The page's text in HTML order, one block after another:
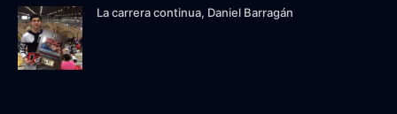
La carrera continua, Daniel Barragán